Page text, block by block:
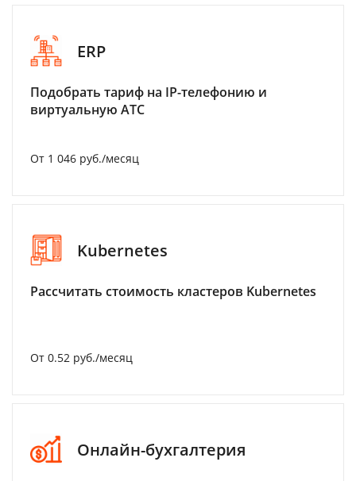
ERP
Подобрать тариф на IP-телефонию и
виртуальную АТС
От 1 046 руб./месяц
Kubernetes
Рассчитать стоимость кластеров Kubernetes
От 0.52 руб./месяц
Онлайн-бухгалтерия